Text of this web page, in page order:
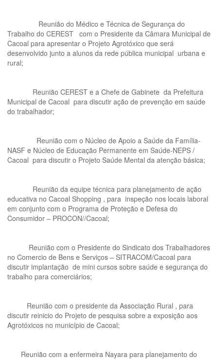
Reunião do Médico e Técnica de Segurança do
Trabalho do CEREST com o Presidente da Câmara Municipal de
Cacoal para apresentar o Projeto Agrotóxico que será
desenvolvido junto a alunos da rede pública municipal urbana e
rural;
Reunião CEREST e a Chefe de Gabinete da Prefeitura
Municipal de Cacoal para discutir ação de prevenção em saúde
do trabalhador;
Reunião com o Núcleo de Apoio a Saúde da Família-
NASF e Núcleo de Educação Permanente em Saúde-NEPS /
Cacoal para discutir o Projeto Saúde Mental da atenção básica;
Reunião da equipe técnica para planejamento de ação
educativa no Cacoal Shopping , para inspeção nos locais laboral
em conjunto com o Programa de Proteção e Defesa do
Consumidor – PROCON//Cacoal;
Reunião com o Presidente do Sindicato dos Trabalhadores
no Comercio de Bens e Serviços – SITRACOM/Cacoal para
discutir implantação de mini cursos sobre saúde e segurança do
trabalho para comerciários;
Reunião com o presidente da Associação Rural , para
discutir reinicio do Projeto de pesquisa sobre a exposição aos
Agrotóxicos no município de Cacoal;
Reunião com a enfermeira Nayara para planejamento do